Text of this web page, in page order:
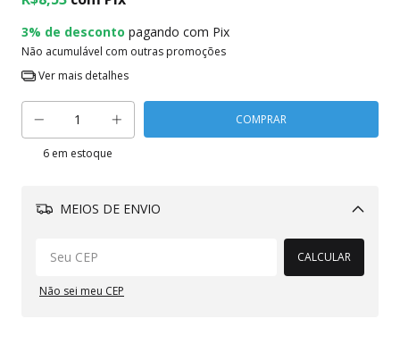
3% de desconto pagando com Pix
Não acumulável com outras promoções
Ver mais detalhes
6 em estoque
MEIOS DE ENVIO
Alterar CEP
CALCULAR
Não sei meu CEP